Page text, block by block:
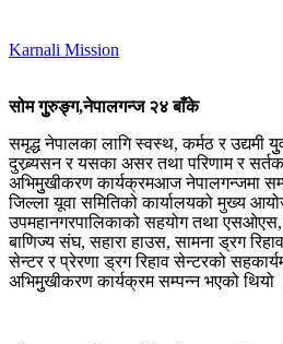
Karnali Mission
सोम गुुरुङ्ग,नेपालगन्ज २४ बाँके
समृद्ध नेपालका लागि स्वस्थ, कर्मठ र उद्यमी
दुरब्र्यसन र यसका असर तथा परिणाम र
अभिमुुखीकरण कार्यक्रमआज नेपालगन्जमा
जिल्ला यूवा समितिको कार्यालयको मुख्य
उपमहानगरपालिकाको सहयोग तथा एसओएस,
बाणिज्य संघ, सहारा हाउस, सामना ड्रग
सेन्टर र प्रेरणा ड्रग रिहाव सेन्टरको
अभिमुुखीकरण कार्यक्रम सम्पन्न भएको थियो